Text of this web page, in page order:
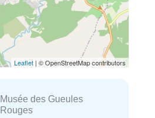
Leaflet | © OpenStreetMap contributors
Musée des Gueules
Rouges